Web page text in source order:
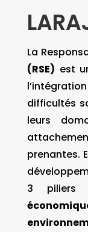
La
(RSE) est
difficultés
leurs
prenantes.
3 piliers